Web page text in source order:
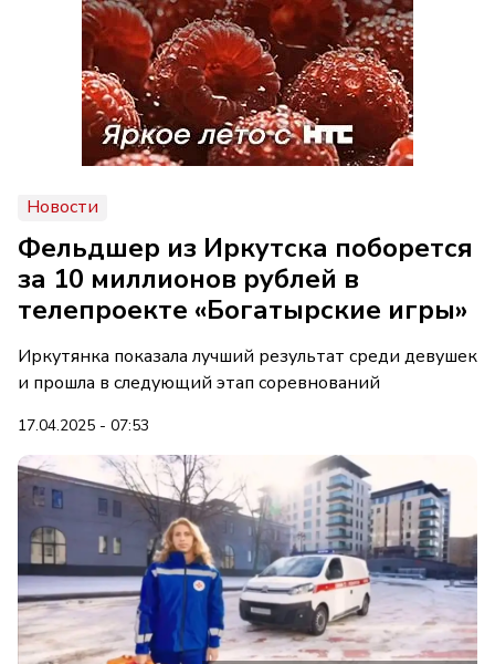
Новости
Фельдшер из Иркутска поборется
за 10 миллионов рублей в
телепроекте «Богатырские игры»
Иркутянка показала лучший результат среди девушек
и прошла в следующий этап соревнований
17.04.2025 - 07:53